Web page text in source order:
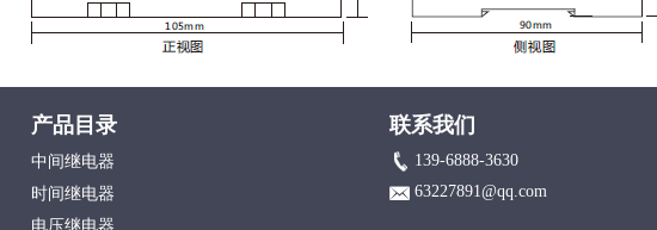
产品目录
中间继电器
时间继电器
电压继电器
联系我们
139-6888-3630
63227891@qq.com